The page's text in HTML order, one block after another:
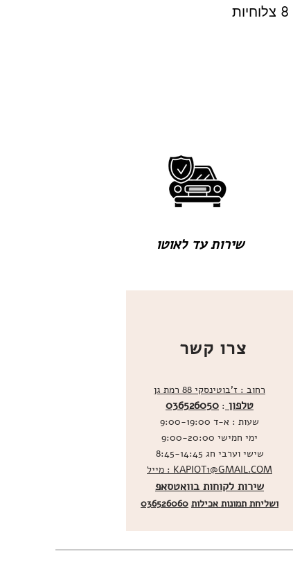
שירות עד לאוטו
צרו קשר
רחוב : ז'בוטינסקי 88 רמת גן
טלפון :
036526050
שעות : א-ד 9:00-19:00
ימי חמישי 9:00-20:00
שישי וערבי חג 8:45-14:45
מייל : KAPIOT1@GMAIL.COM
שירות לקוחות בוואטסאפ
ושליחת תמונות אכילות 036526060